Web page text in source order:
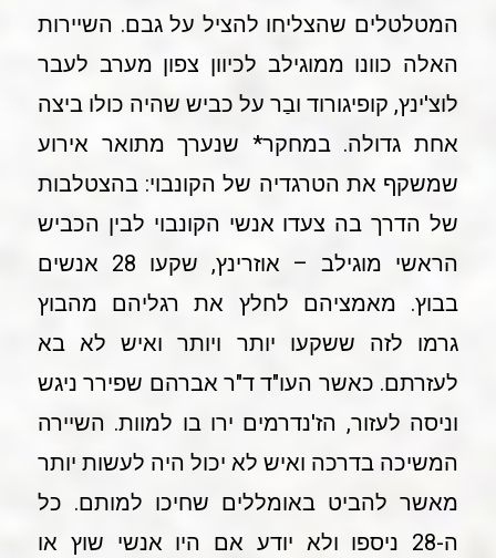
המטלטלים שהצליחו להציל על גבם. השיירות
האלה כוונו ממוגילב לכיוון צפון מערב לעבר
לוצ'ינץ, קופיגורוד ובַר על כביש שהיה כולו ביצה
אחת גדולה. במחקר* שנערך מתואר אירוע
שמשקף את הטרגדיה של הקונבוי: בהצטלבות
של הדרך בה צעדו אנשי הקונבוי לבין הכביש
הראשי מוגילב – אוזרינץ, שקעו 28 אנשים
בבוץ. מאמציהם לחלץ את רגליהם מהבוץ
גרמו לזה ששקעו יותר ויותר ואיש לא בא
לעזרתם. כאשר העו"ד ד"ר אברהם שפירר ניגש
וניסה לעזור, הז'נדרמים ירו בו למוות. השיירה
המשיכה בדרכה ואיש לא יכול היה לעשות יותר
מאשר להביט באומללים שחיכו למותם. כל
ה-28 ניספו ולא יודע אם היו אנשי שוץ או